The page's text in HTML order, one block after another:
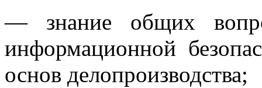
— знание общих
информационной
основ делопроизводства;